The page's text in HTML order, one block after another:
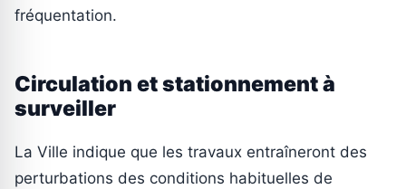
fréquentation.
Circulation et stationnement à
surveiller
La Ville indique que les travaux entraîneront des
perturbations des conditions habituelles de